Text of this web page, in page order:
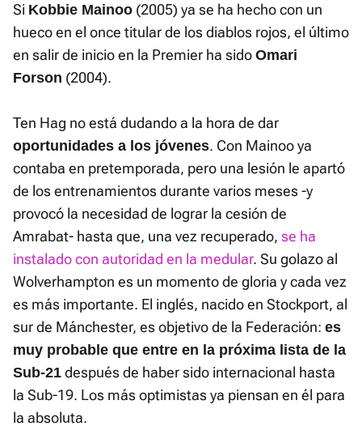
Si Kobbie Mainoo (2005) ya se ha hecho con un
hueco en el once titular de los diablos rojos, el último
en salir de inicio en la Premier ha sido Omari
Forson (2004).
Ten Hag no está dudando a la hora de dar
oportunidades a los jóvenes. Con Mainoo ya
contaba en pretemporada, pero una lesión le apartó
de los entrenamientos durante varios meses -y
provocó la necesidad de lograr la cesión de
Amrabat- hasta que, una vez recuperado, se ha
instalado con autoridad en la medular. Su golazo al
Wolverhampton es un momento de gloria y cada vez
es más importante. El inglés, nacido en Stockport, al
sur de Mánchester, es objetivo de la Federación: es
muy probable que entre en la próxima lista de la
Sub-21 después de haber sido internacional hasta
la Sub-19. Los más optimistas ya piensan en él para
la absoluta.